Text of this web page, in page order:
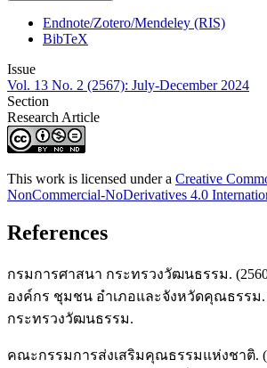
Endnote/Zotero/Mendeley (RIS)
BibTeX
Issue
Vol. 13 No. 2 (2567): July-December 2024
Section
Research Article
This work is licensed under a Creative
NonCommercial-NoDerivatives 4.0
References
กรมการศาสนา กระทรวงวัฒนธรรม.
องค์กร ชุมชน อำเภอและจังหวัดคุณธรรม
กระทรวงวัฒนธรรม.
คณะกรรมการส่งเสริมคุณธรรมแห่งชาติ.